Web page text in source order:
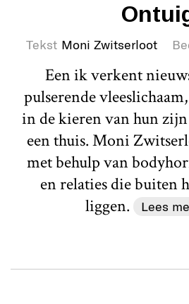
Tekst Moni Zwitserloot
Een ik verkent
pulserende
in de kieren van hun
een thuis. Moni
met behulp van
en relaties die buiten
liggen.
Lees